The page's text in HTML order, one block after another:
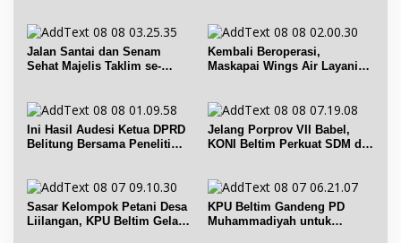
Jalan Santai dan Senam
Sehat Majelis Taklim se-
Kembali Beroperasi,
Maskapai Wings Air Layani
Ini Hasil Audesi Ketua DPRD
Belitung Bersama Peneliti
Jelang Porprov VII Babel,
KONI Beltim Perkuat SDM di
Sasar Kelompok Petani Desa
Liilangan, KPU Beltim Gelar
KPU Beltim Gandeng PD
Muhammadiyah untuk